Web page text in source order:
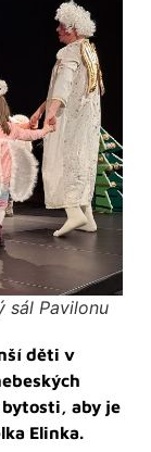
sál Pavilonu
děti v
aby je
Elinka.